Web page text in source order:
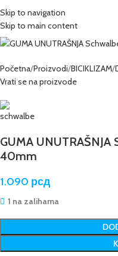
Skip to navigation
Skip to main content
Početna Proizvodi BICIKLIZAM
Vrati se na proizvode
GUMA UNUTRAŠNJA
40mm
1.090 рсд
1 na zalihama